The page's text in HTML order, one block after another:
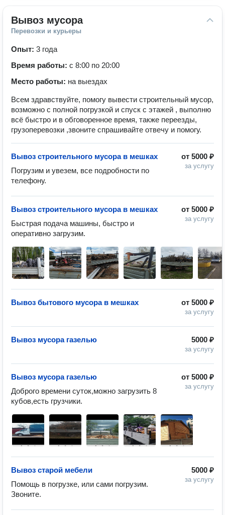
Вывоз мусора
Перевозки и курьеры
Опыт: 3 года
Время работы: с 8:00 по 20:00
Место работы: на выездах
Всем здравствуйте, помогу вывести строительный мусор,
возможно с полной погрузкой и спуск с этажей , выполню
всё быстро и в обговоренное время, также переезды,
грузоперевозки ,звоните спрашивайте отвечу и помогу.
от 5000 ₽
за услугу
Вывоз строительного мусора в мешках
Погрузим и увезем, все подробности по
телефону.
от 5000 ₽
за услугу
Вывоз строительного мусора в мешках
Быстрая подача машины, быстро и
от 5000 ₽
за услугу
Вывоз бытового мусора в мешках
5000 ₽
за услугу
Вывоз мусора газелью
от 5000 ₽
за услугу
Вывоз мусора газелью
Доброго времени суток,можно загрузить 8
кубов,есть грузчики.
5000 ₽
за услугу
Вывоз старой мебели
Помощь в погрузке, или сами погрузим.
Звоните.